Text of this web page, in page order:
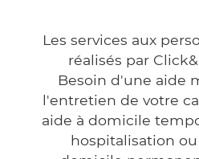
Les services aux
réalisés par
Besoin d'une aide
l'entretien de votre
aide à domicile
hospitalisation